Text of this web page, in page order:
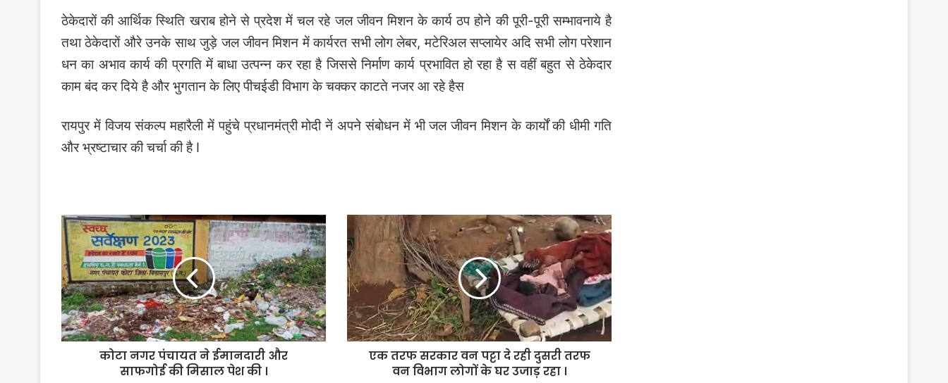
ठेकेदारों की आर्थिक स्थिति खराब होने से प्रदेश में चल रहे जल जीवन मिशन के कार्य ठप होने की पूरी-पूरी सम्भावनाये है
तथा ठेकेदारों औरे उनके साथ जुड़े जल जीवन मिशन में कार्यरत सभी लोग लेबर, मटेरिअल सप्लायेर अदि सभी लोग परेशान
धन का अभाव कार्य की प्रगति में बाधा उत्पन्न कर रहा है जिससे निर्माण कार्य प्रभावित हो रहा है स वहीं बहुत से ठेकेदार
काम बंद कर दिये है और भुगतान के लिए पीचईडी विभाग के चक्कर काटते नजर आ रहे हैस
रायपुर में विजय संकल्प महारैली में पहुंचे प्रधानमंत्री मोदी नें अपने संबोधन में भी जल जीवन मिशन के कार्यों की धीमी गति
और भ्रष्टाचार की चर्चा की है I
कोटा
नगर
पंचायत
ने
ईमानदारी
और
साफगोई
की
मिसाल
कोटा नगर पंचायत ने ईमानदारी और
साफगोई की मिसाल पेश की ।
तरफ
सरकार
वन
पट्टा
दे
रही
दुसरी
तरफ
एक तरफ सरकार वन पट्टा दे रही दुसरी तरफ
वन विभाग लोगों के घर उजाड़ रहा ।